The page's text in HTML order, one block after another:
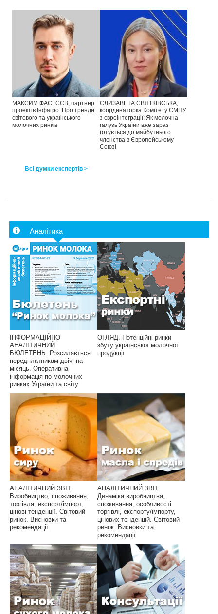
МАКСИМ ФАСТЄЄВ, партнер
проектів Інфагро: Про тренди
світового та українського
молочних ринків
ЄЛИЗАВЕТА СВЯТКІВСЬКА,
координаторка Комітету СМПУ
з євроінтеграції: Як молочна
галузь України вже зараз
готується до майбутнього
членства в Європейському
Союзі
Всі думки експертів >
Аналітика
ІНФОРМАЦІЙНО-
АНАЛІТИЧНИЙ
БЮЛЕТЕНЬ. Розсилається
передплатникам двічі на
місяць. Оперативна
інформація по молочних
ринках України та світу
ОГЛЯД. Потенційні ринки
збуту української молочної
продукції
АНАЛІТИЧНИЙ ЗВІТ.
Виробництво, споживання,
торгівля, експорт/імпорт,
цінові тенденції. Світовий
ринок. Висновки та
рекомендації
АНАЛІТИЧНИЙ ЗВІТ.
Динаміка виробництва,
споживання, особливості
торгівлі, експорту/імпорту,
цінових тенденцій. Світовий
ринок. Висновки та
рекомендації